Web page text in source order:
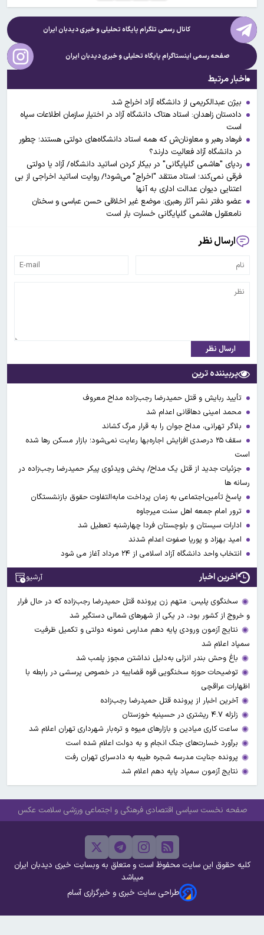
کانال رسمی تلگرام پایگاه تحلیلی و خبریدیدبان ایران
صفحه رسمی اینستاگرام پایگاه تحلیلی و خبریدیدبان ایران
اخبار مرتبط
بیژن عبدالکریمی از دانشگاه آزاد اخراج شد
دادستان زاهدان: استاد هتاک دانشگاه آزاد در اختیار سازمان اطلاعات سپاه
است
فرهاد رهبر و معاونان‌ش که همه استاد دانشگاه‌های دولتی هستند؛ چطور
در دانشگاه آزاد فعالیت دارند؟
ردپای "هاشمی گلپایگانی" در بیکار کردن اساتید دانشگاه/ آزاد یا دولتی
فرقی نمی‌کند؛ استاد منتقد "اخراج" می‌شود!/ روایت اساتید اخراجی از بی
اعتنایی دیوان عدالت اداری به آنها
عضو دفتر نشر آثار رهبری: موضع غیر اخلاقی حسن عباسی و سخنان
نامعقول هاشمی گلپایگانی خسارت بار است
ارسال نظر
ارسال نظر
پربیننده ترین
تأیید ربایش و قتل حمیدرضا رجب‌زاده مداح معروف
محمد امینی دهاقانی اعدام شد
بلاگر تهرانی، مداح جوان را به قرار مرگ کشاند
سقف ۲۵ درصدی افزایش اجاره‌بها رعایت نمی‌شود؛ بازار مسکن رها شده
است
جزئیات جدید از قتل یک مداح/ پخش ویدئوی پیکر حمیدرضا رجب‌زاده در
رسانه ها
پاسخ تأمین‌اجتماعی به زمان پرداخت مابه‌التفاوت حقوق بازنشستگان
ترور امام جمعه اهل سنت میرجاوه
ادارات سیستان و بلوچستان فردا چهارشنبه تعطیل شد
امید بهزاد و پوریا صفوت اعدام شدند
انتخاب واحد دانشگاه آزاد اسلامی از ۲۴ مرداد آغاز می شود
آخرین اخبار آرشیو
سخنگوی پلیس: متهم زن پرونده قتل حمیدرضا رجب‌زاده که در حال فرار
و خروج از کشور بود، در یکی از شهر‌های شمالی دستگیر شد
نتایج آزمون ورودی پایه دهم مدارس نمونه دولتی و تکمیل ظرفیت
سمپاد اعلام شد
باغ وحش بندر انزلی به‌دلیل نداشتن مجوز پلمب شد
توضیحات حوزه سخنگویی قوه قضاییه در خصوص پرسشی در رابطه با
اظهارات عراقچی
آخرین اخبار از پرونده قتل حمیدرضا رجب‌زاده
زلزله ۴.۷ ریشتری در حسینیه خوزستان
ساعت کاری میادین و بازارهای میوه و تره‌بار شهرداری تهران اعلام شد
برآورد خسارت‌های جنگ انجام و به دولت اعلام شده است
پرونده جنایت مدرسه شجره طیبه به دادسرای تهران رفت
نتایج آزمون سمپاد پایه دهم اعلام شد
صفحه نخست سیاسی اقتصادی فرهنگی و اجتماعی ورزشی سلامت عکس
کلیه حقوق این سایت محفوظ است و متعلق به وبسایت خبری دیدبان ایران
میباشد
طراحی سایت خبری و خبرگزاری آسام